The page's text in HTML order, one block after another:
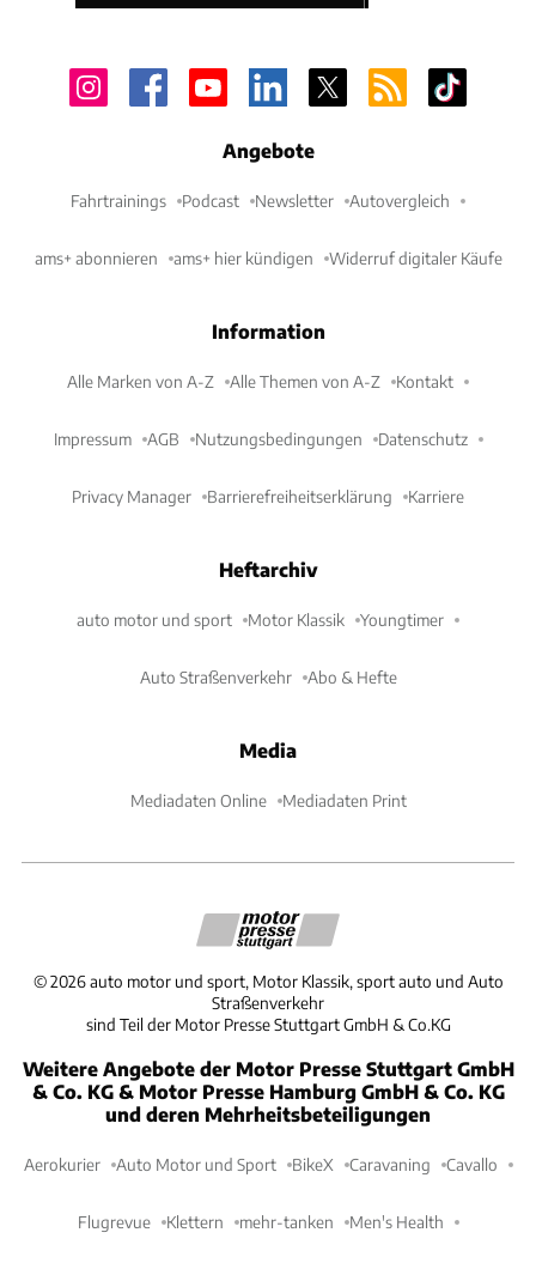
Angebote
Fahrtrainings Podcast Newsletter Autovergleich
ams+ abonnieren ams+ hier kündigen Widerruf digitaler Käufe
Information
Alle Marken von A-Z Alle Themen von A-Z Kontakt
Impressum AGB Nutzungsbedingungen Datenschutz
Privacy Manager Barrierefreiheitserklärung Karriere
Heftarchiv
auto motor und sport Motor Klassik Youngtimer
Auto Straßenverkehr Abo & Hefte
Media
Mediadaten Online Mediadaten Print
©2026 auto motor und sport, Motor Klassik, sport auto und Auto
Straßenverkehr
sind Teil der Motor Presse Stuttgart GmbH & Co.KG
Weitere Angebote der Motor Presse Stuttgart GmbH
& Co. KG & Motor Presse Hamburg GmbH & Co. KG
und deren Mehrheitsbeteiligungen
Aerokurier Auto Motor und Sport BikeX Caravaning Cavallo
Flugrevue Klettern mehr-tanken Men's Health